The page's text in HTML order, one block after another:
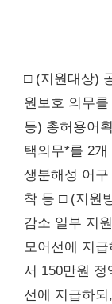
□ (지원대상)
원보호 의무
등) 총허용어
택의무*를 2
생분해성 어
착 등 □ (지원
감소 일부 지
모어선에 지
서 150만원
선에 지급하